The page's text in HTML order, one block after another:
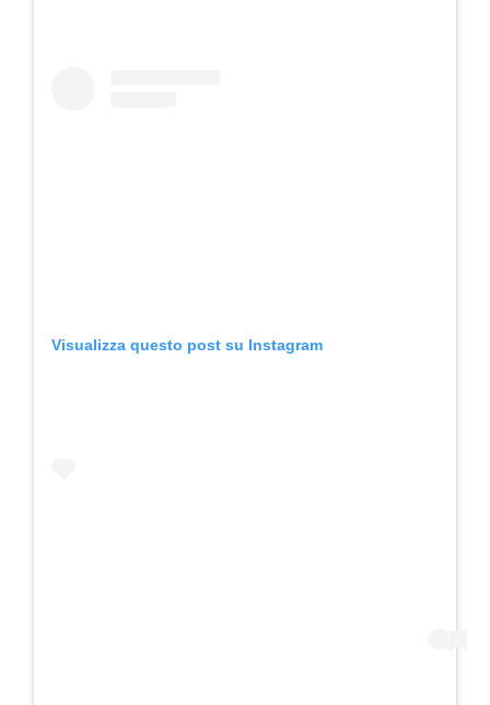
Visualizza questo post su Instagram